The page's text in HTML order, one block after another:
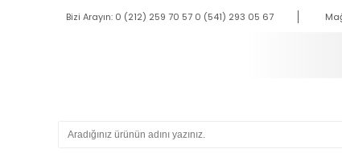
Bizi Arayın: 0 (212) 259 70 57 0 (541) 293 05 67